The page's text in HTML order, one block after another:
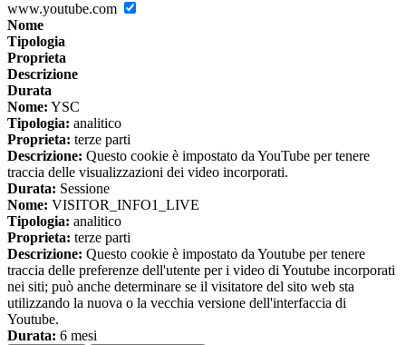
www.youtube.com
Nome
Tipologia
Proprieta
Descrizione
Durata
Nome: YSC
Tipologia: analitico
Proprieta: terze parti
Descrizione: Questo cookie è impostato da YouTube per tenere
traccia delle visualizzazioni dei video incorporati.
Durata: Sessione
Nome: VISITOR_INFO1_LIVE
Tipologia: analitico
Proprieta: terze parti
Descrizione: Questo cookie è impostato da Youtube per tenere
traccia delle preferenze dell'utente per i video di Youtube incorporati
nei siti; può anche determinare se il visitatore del sito web sta
utilizzando la nuova o la vecchia versione dell'interfaccia di
Youtube.
Durata: 6 mesi